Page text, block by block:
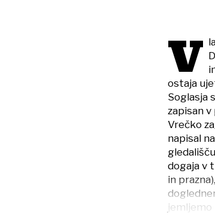
V
ostaja
Soglasja
zapisan
Vrečko
napisal
dogaja v
in
jemljemo